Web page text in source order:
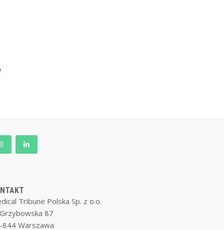
Tribune Polska Sp. z o.o.
87
844 Warszawa